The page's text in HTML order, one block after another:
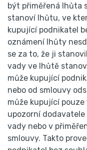
být přiměřená lhůta
stanoví lhůtu, ve
kupující podnikatel
oznámení lhůty
se za to, že ji
vady ve lhůtě
může kupující
nebo od smlouvy
může kupující
upozorní
vady nebo v
smlouvy. Takto